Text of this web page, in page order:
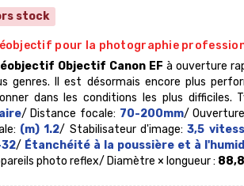
stock
pour la photographie
Objectif Canon EF à ouverture
genres.
Il est désormais encore plus
dans les conditions les plus difficiles.
/ Distance focale: 70-200mm/
(m) 1.2/ Stabilisateur d'image: 3,5
/ Étanchéité à la poussière et à
photo reflex/ Diamètre × longueur :